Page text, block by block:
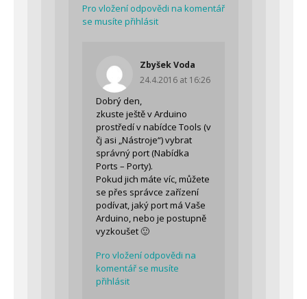
Pro vložení odpovědi na komentář
se musíte přihlásit
Zbyšek Voda
24.4.2016 at 16:26
Dobrý den,
zkuste ještě v Arduino
prostředí v nabídce Tools (v
čj asi „Nástroje“) vybrat
správný port (Nabídka
Ports – Porty).
Pokud jich máte víc, můžete
se přes správce zařízení
podívat, jaký port má Vaše
Arduino, nebo je postupně
vyzkoušet 🙂
Pro vložení odpovědi na
komentář se musíte
přihlásit